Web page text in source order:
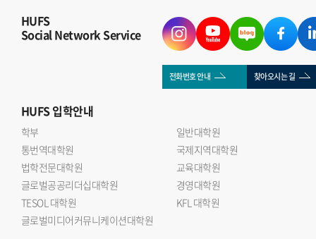
HUFS
Social Network Service
전화번호 안내 찾아오시는 길
HUFS입학안내
학부
일반대학원
통번역대학원
국제지역대학원
법학전문대학원
교육대학원
글로벌공공리더십대학원
경영대학원
TESOL 대학원
KFL 대학원
글로벌미디어커뮤니케이션대학원